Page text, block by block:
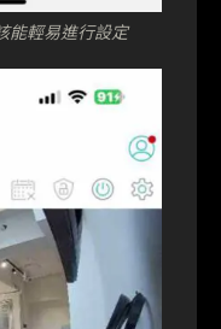
能輕易進行設定